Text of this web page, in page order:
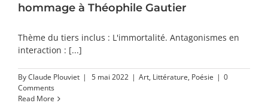
hommage à Théophile Gautier
Thème du tiers inclus : L'immortalité. Antagonismes en
interaction : [...]
ByClaude Plouviet | 5 mai 2022 | Art, Littérature, Poésie | 0
Comments
Read More